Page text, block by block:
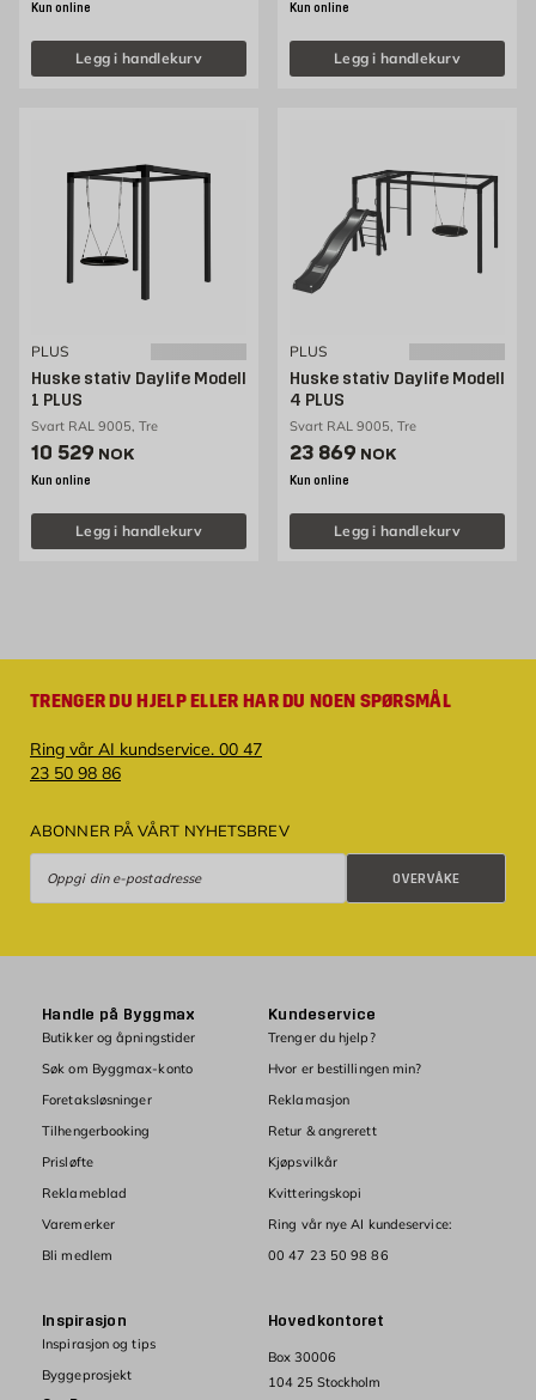
Kun online
Legg i handlekurv
Kun online
Legg i handlekurv
PLUS
Huske stativ Daylife Modell
1 PLUS
Svart RAL 9005, Tre
Pris 10529 NOK /stk
10 529 NOK
Kun online
Legg i handlekurv
PLUS
Huske stativ Daylife Modell
4 PLUS
Svart RAL 9005, Tre
Pris 23869 NOK /stk
23 869 NOK
Kun online
Legg i handlekurv
TRENGER DU HJELP ELLER HAR DU NOEN SPØRSMÅL
Ring vår AI kundservice. 00 47
23 50 98 86
ABONNER PÅ VÅRT NYHETSBREV
OVERVÅKE
Hovedkontoret
Box 30006
104 25 Stockholm
Handle på Byggmax
Butikker og åpningstider
Søk om Byggmax-konto
Foretaksløsninger
Tilhengerbooking
Prisløfte
Reklameblad
Varemerker
Bli medlem
Kundeservice
Trenger du hjelp?
Hvor er bestillingen min?
Reklamasjon
Retur & angrerett
Kjøpsvilkår
Kvitteringskopi
Ring vår nye AI kundeservice:
00 47 23 50 98 86
Inspirasjon
Inspirasjon og tips
Byggeprosjekt